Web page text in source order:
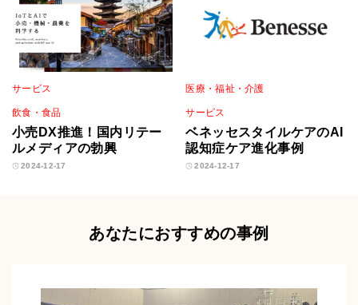
サービス
飲食・食品
小売DX推進！国内リテー
ルメディアの勃興
2024-12-17
医療・福祉・介護
サービス
ベネッセスタイルケアのAI
認知症ケア進化事例
2024-12-17
あなたにおすすめの事例